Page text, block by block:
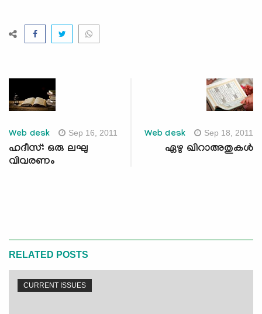
Web desk Sep 16, 2011
ഹദീസ്: ഒരു ലഘു
വിവരണം
Web desk Sep 18, 2011
ഏഴു ഖിറാഅതുകള്‍
RELATED POSTS
CURRENT ISSUES